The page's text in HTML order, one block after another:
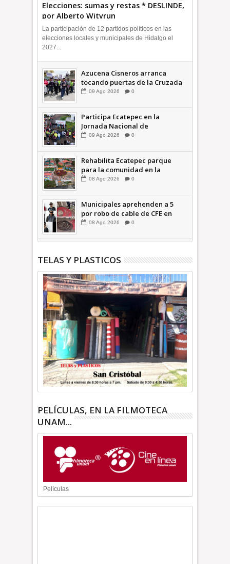
Elecciones: sumas y restas * DESLINDE,
por Alberto Witvrun
La participación de 12 partidos políticos en las
elecciones locales y municipales de Hidalgo el
2027...
Azucena Cisneros arranca
tocando puertas de la Cruzada
Violeta en la Colosio +Video |
09 Ago 2026 0
Participa Ecatepec en la
Jornada Nacional de
Reforestación; plantan 3 mil
09 Ago 2026 0
Rehabilita Ecatepec parque
para la comunidad en la
Petroquímica 1 +Video |
08 Ago 2026 0
Municipales aprehenden a 5
por robo de cable de CFE en
Jardines de Casa Nueva +Video
08 Ago 2026 0
TELAS Y PLASTICOS
PELÍCULAS, EN LA FILMOTECA
UNAM...
Películas